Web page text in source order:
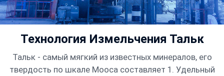
нас
Контакты
Технология Измельчения Тальк
Тальк - самый мягкий из известных минералов, его
твердость по шкале Мооса составляет 1. Удельный